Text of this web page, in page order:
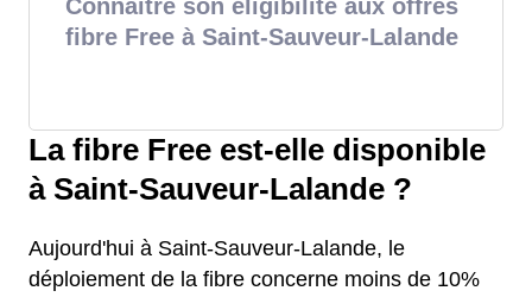
Connaitre son éligibilité aux offres
fibre Free à Saint-Sauveur-Lalande
La fibre Free est-elle disponible
à Saint-Sauveur-Lalande ?
Aujourd'hui à Saint-Sauveur-Lalande, le
déploiement de la fibre concerne moins de 10%